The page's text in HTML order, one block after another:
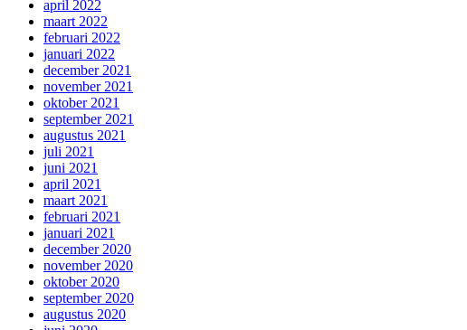
april 2022
maart 2022
februari 2022
januari 2022
december 2021
november 2021
oktober 2021
september 2021
augustus 2021
juli 2021
juni 2021
april 2021
maart 2021
februari 2021
januari 2021
december 2020
november 2020
oktober 2020
september 2020
augustus 2020